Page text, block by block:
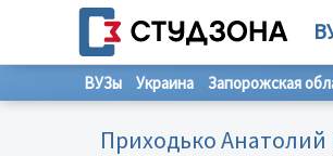
ВУЗы Украина Запорожская
Приходько